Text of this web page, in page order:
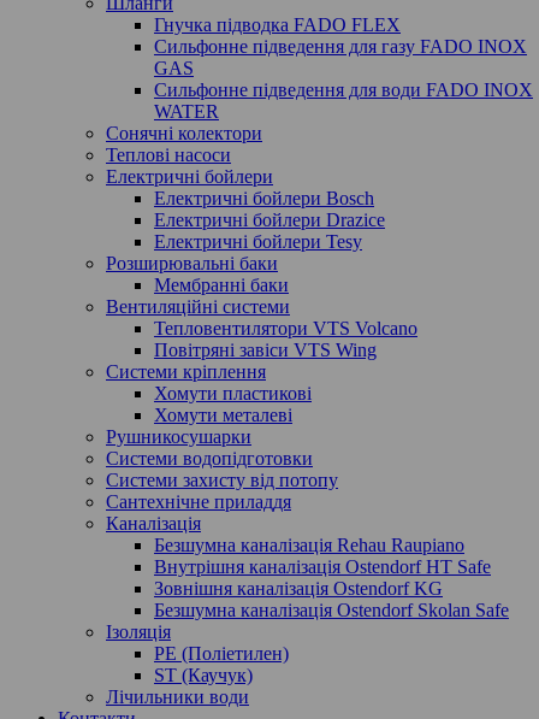
Гнучка підводка FADO FLEX
Сильфонне підведення для газу FADO INOX
GAS
Сильфонне підведення для води FADO INOX
WATER
Сонячні колектори
Теплові насоси
Електричні бойлери
Електричні бойлери Bosch
Електричні бойлери Drazice
Електричні бойлери Tesy
Розширювальні баки
Мембранні баки
Вентиляційні системи
Тепловентилятори VTS Volcano
Повітряні завіси VTS Wing
Системи кріплення
Хомути пластикові
Хомути металеві
Рушникосушарки
Системи водопідготовки
Системи захисту від потопу
Сантехнічне приладдя
Каналізація
Безшумна каналізація Rehau Raupiano
Внутрішня каналізація Ostendorf HT Safe
Зовнішня каналізація Ostendorf KG
Безшумна каналізація Ostendorf Skolan Safe
Ізоляція
PE (Поліетилен)
ST (Каучук)
Лічильники води